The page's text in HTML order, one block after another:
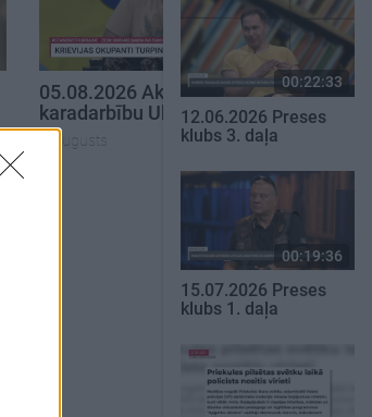
00:19:14
05.08.2026 Aktuālais par
karadarbību Ukrainā 1. daļa
5. augusts
SKATĪT VISUS
00:22:33
12.06.2026 Preses
klubs 3. daļa
00:19:36
15.07.2026 Preses
klubs 1. daļa